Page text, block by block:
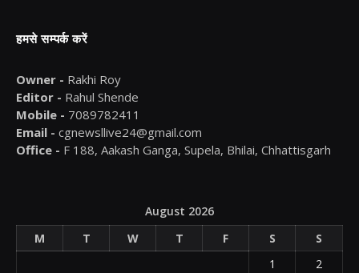
हमसे सम्पर्क करें
Owner - Rakhi Roy
Editor - Rahul Shende
Mobile - 7089782411
Email - cgnewsllive24@gmail.com
Office - F 188, Aakash Ganga, Supela, Bhilai, Chhattisgarh
August 2026
M
T W T F S
S
1
2